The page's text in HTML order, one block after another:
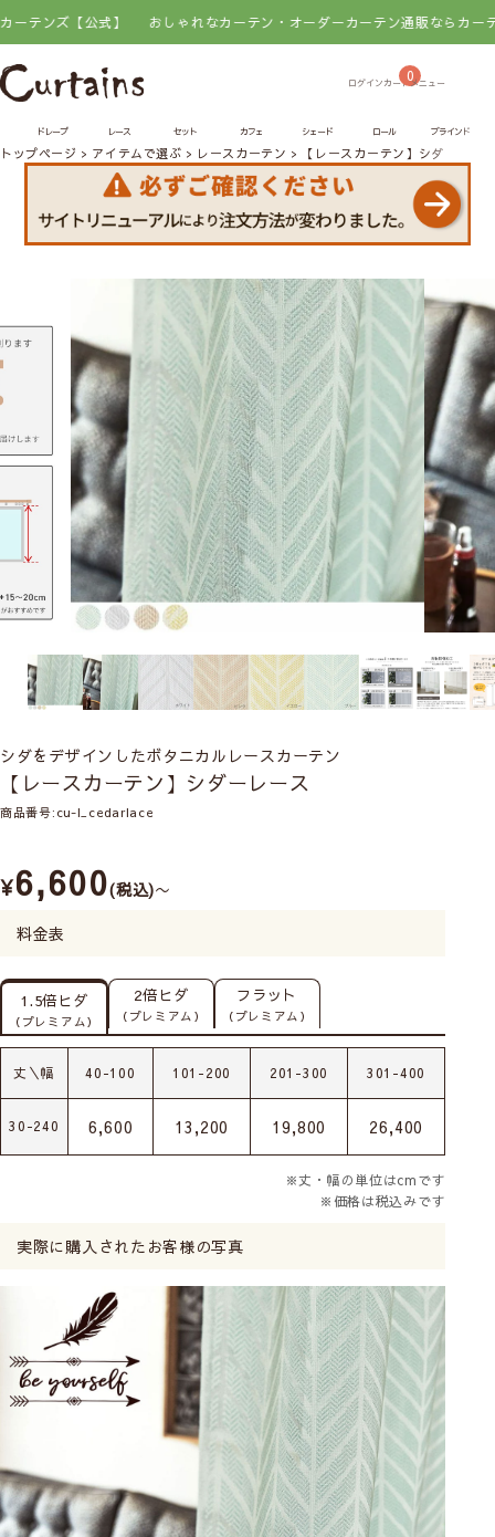
【公式】 おしゃれなカーテン・オーダーカーテン通販ならカーテンズ【
0
ドレープ レース セット カフェ シェード ロール ブラインド
トップページ アイテムで選ぶ レースカーテン 【レースカーテン】シダーレース
シダをデザインしたボタニカルレースカーテン
【レースカーテン】シダーレース
商品番号 cu-l_cedarlace
¥6,600 税込 〜
料金表
1.5倍ヒダ
（プレミアム）
2倍ヒダ
（プレミアム）
フラット
（プレミアム）
丈＼幅 40-100 101-200 201-300 301-400
30-240 6,600 13,200 19,800 26,400
※丈・幅の単位はcmです
※価格は税込みです
実際に購入されたお客様の写真